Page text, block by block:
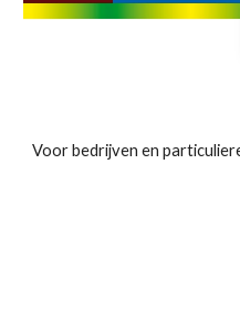
Voor bedrijven en